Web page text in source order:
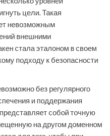
цели. Такая
невозможным
внешними
стала эталоном в своем
подходу к безопасности
без регулярного
и поддержания
собой точную
на другом доменном